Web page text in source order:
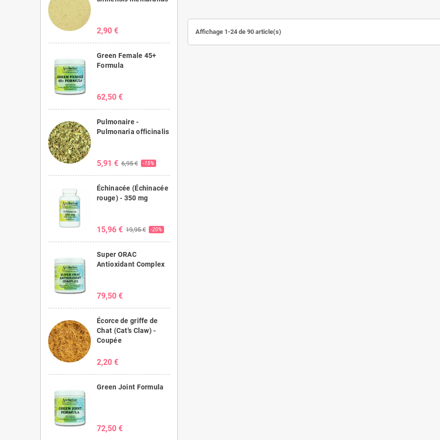
2,90 €
Green Female 45+
Formula
62,50 €
Pulmonaire -
Pulmonaria officinalis
5,91 € 6,95 € -15%
Échinacée (Échinacée
rouge) - 350 mg
15,96 € 19,95 € -20%
Super ORAC
Antioxidant Complex
79,50 €
Écorce de griffe de
Chat (Cat's Claw) -
Coupée
2,20 €
Green Joint Formula
72,50 €
Affichage 1-24 de 90 article(s)